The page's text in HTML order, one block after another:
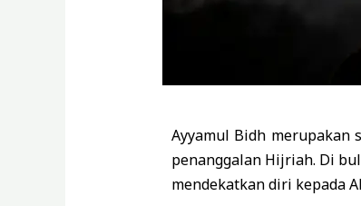
Ayyamul Bidh merupakan
penanggalan Hijriah. Di
mendekatkan diri kepada